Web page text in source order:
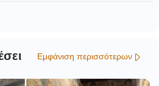
Εμφάνιση περισσότερων